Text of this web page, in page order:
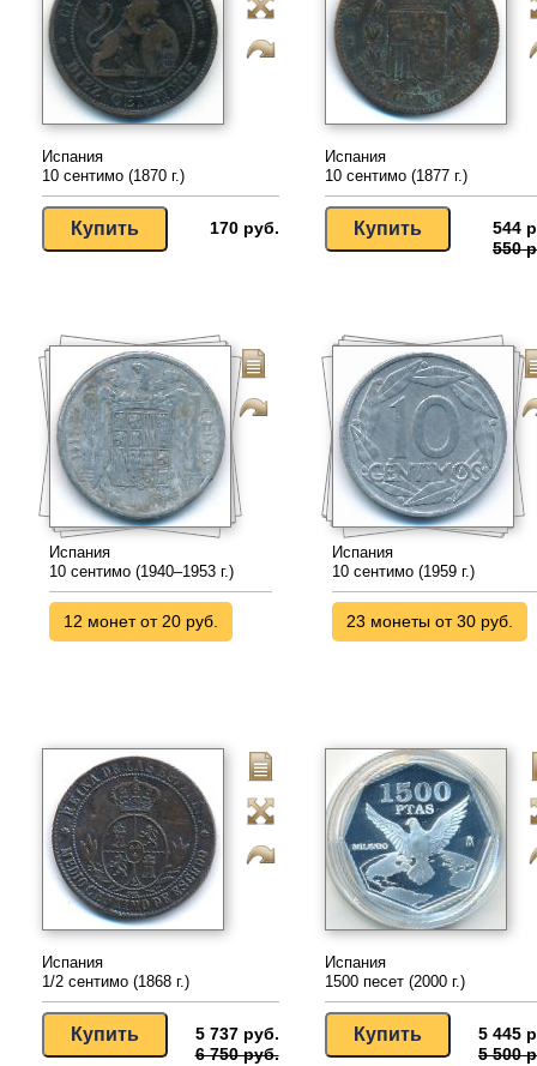
Испания
10 сентимо (1870 г.)
170 руб.
Испания
10 сентимо (1877 г.)
544
550
Испания
10 сентимо (1940–1953 г.)
12 монет от 20 руб.
Испания
10 сентимо (1959 г.)
23 монеты от 30 руб.
Испания
1/2 сентимо (1868 г.)
5 737 руб.
6 750 руб.
Испания
1500 песет (2000 г.)
5 445
5 500